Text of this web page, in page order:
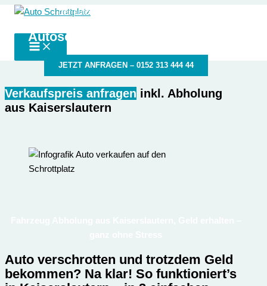
Zum
springen
der autoschrottplatz in deiner Nähe
Autoschrottplatz Kaiserslautern
JETZT ANFRAGEN – 0152 313 444 44
Verkaufspreis anfragen inkl. Abholung
aus Kaiserslautern
Auto verschrotten und trotzdem Geld
bekommen? Na klar! So funktioniert’s